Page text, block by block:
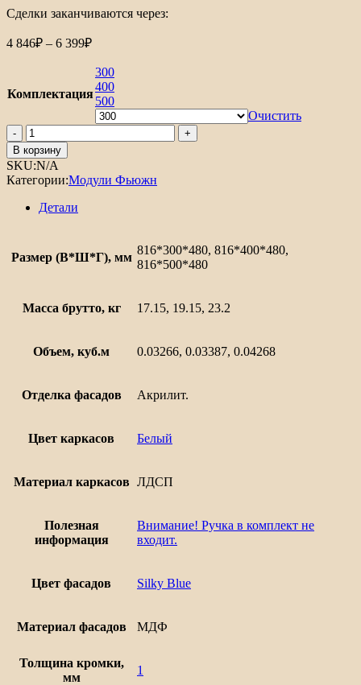
Сделки заканчиваются через:
4 846₽ – 6 399₽
Комплектация
300
400
500
Очистить
В корзину
SKU:N/A
Категории:Модули Фьюжн
Детали
Размер (В*Ш*Г), мм
816*300*480, 816*400*480,
816*500*480
Масса брутто, кг 17.15, 19.15, 23.2
Объем, куб.м 0.03266, 0.03387, 0.04268
Отделка фасадов Акрилит.
Цвет каркасов Белый
Материал каркасов ЛДСП
Полезная
информация
Внимание! Ручка в комплект не
входит.
Цвет фасадов Silky Blue
Материал фасадов МДФ
Толщина кромки,
мм
1